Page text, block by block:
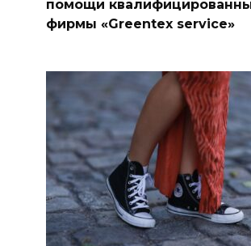
помощи
фирмы «Greentex service»